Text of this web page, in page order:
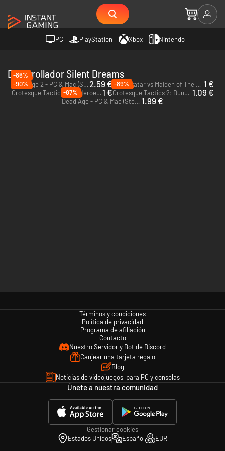
PC PlayStation Xbox Nintendo
Desarrollador Silent Dreams
-86%
Dead Age 2 - PC & Mac (Steam) 2.59 € Holy Avatar vs Maiden of The Dead - PC (Steam) 1 €
-90%
Grotesque Tactics: Evil Heroes - PC (Steam)1 €
-89%
Grotesque Tactics 2: Dungeons and Donuts - PC (Steam) 1.09 €
-87%
Dead Age - PC & Mac (Steam) 1.99 €
Términos y condiciones
Política de privacidad
Programa de afiliación
Contacto
Nuestro Servidor y Bot de Discord
Canjear una tarjeta regalo
Blog
Noticias de videojuegos, para PC y consolas
Únete a nuestra comunidad
Gestionar cookies
Estados Unidos
Español EUR